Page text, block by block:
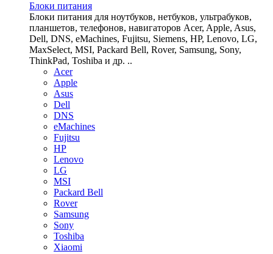
Блоки питания
Блоки питания для ноутбуков, нетбуков, ультрабуков,
планшетов, телефонов, навигаторов Acer, Apple, Asus,
Dell, DNS, eMachines, Fujitsu, Siemens, HP, Lenovo, LG,
MaxSelect, MSI, Packard Bell, Rover, Samsung, Sony,
ThinkPad, Toshiba и др. ..
Acer
Apple
Asus
Dell
DNS
eMachines
Fujitsu
HP
Lenovo
LG
MSI
Packard Bell
Rover
Samsung
Sony
Toshiba
Xiaomi